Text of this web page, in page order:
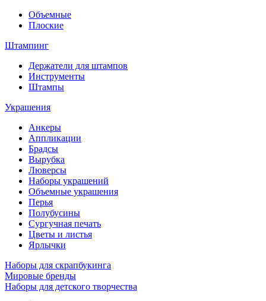
Объемные
Плоские
Штампинг
Держатели для штампов
Инструменты
Штампы
Украшения
Анкеры
Аппликации
Брадсы
Вырубка
Люверсы
Наборы украшений
Объемные украшения
Перья
Полубусины
Сургучная печать
Цветы и листья
Ярлычки
Наборы для скрапбукинга
Мировые бренды
Наборы для детского творчества